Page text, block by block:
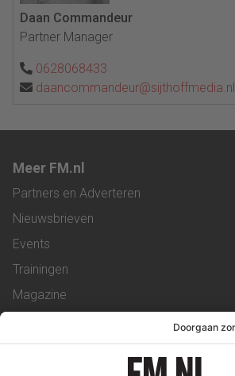
Daan Commandeur
Partner Manager
0628068433
daancommandeur@sijthoffmedia.nl
Meer FM.nl
Partners en Adverteren
Nieuwsbrieven
Events
Trainingen
Magazine
Service & Contact